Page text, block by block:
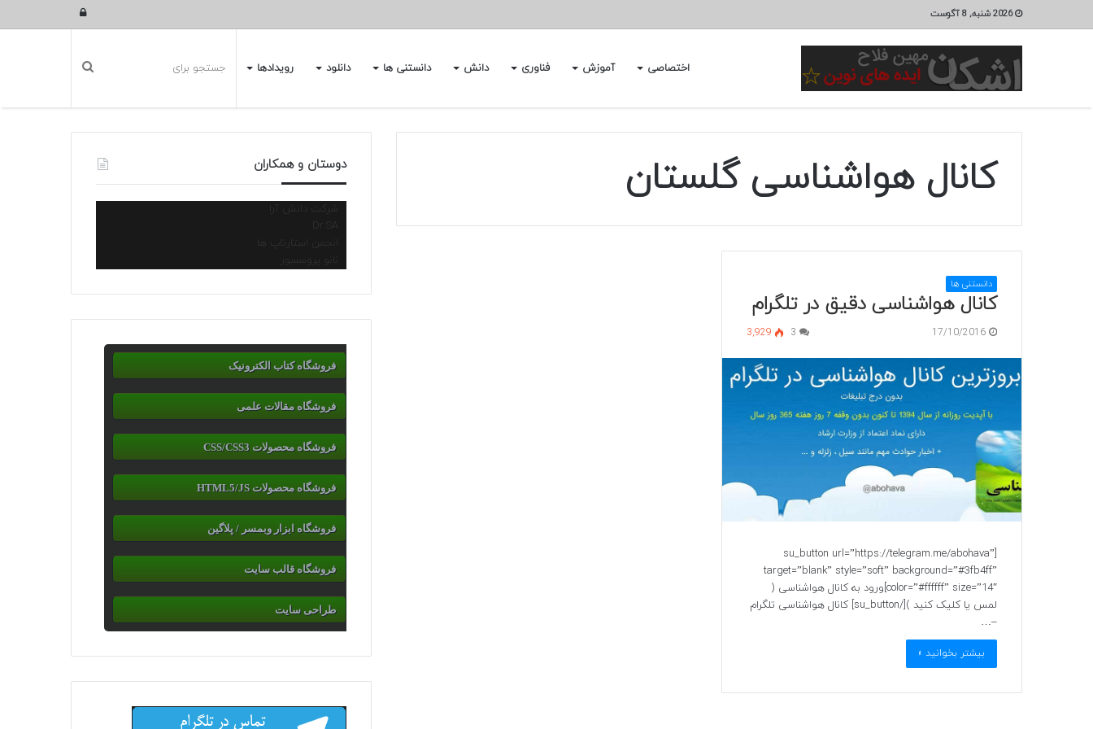
2026 شنبه, 8 آگوست ورود
اختصاصی آموزش فناوری دانش دانستنی ها دانلود رویدادها
کانال هواشناسی گلستان
دانستنی ها
کانال هواشناسی دقیق در تلگرام
17/10/2016
3
3,929
[su_button url=”https://telegram.me/abohava”
target=”blank” style=”soft” background=”#3fb4ff”
color=”#ffffff” size=”14″]ورود به کانال هواشناسی (
لمس یا کلیک کنید )[/su_button] کانال هواشناسی تلگرام
–…
بیشتر بخوانید »
دوستان و همکاران
شرکت دانش آرا
انجمن استارتاپ ها
نانو پروسسور
فروشگاه کتاب الکترونیک
فروشگاه مقالات علمی
فروشگاه محصولات CSS/CSS3
فروشگاه محصولات HTML5/JS
فروشگاه ابزار وبمسر / پلاگین
فروشگاه قالب سایت
طراحی سایت